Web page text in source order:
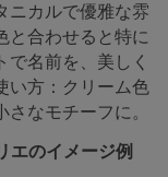
ニカルで優雅な雰
と合わせると特に
名前を、美しく
い方：クリーム色
なモチーフに。
エのイメージ例